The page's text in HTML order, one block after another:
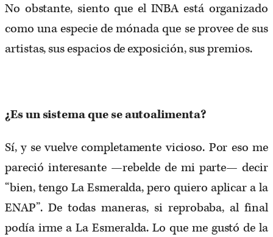
No obstante, siento que el INBA está organizado
como una especie de mónada que se provee de sus
artistas, sus espacios de exposición, sus premios.
¿Es un sistema que se autoalimenta?
Sí, y se vuelve completamente vicioso. Por eso me
pareció interesante —rebelde de mi parte— decir
“bien, tengo La Esmeralda, pero quiero aplicar a la
ENAP”. De todas maneras, si reprobaba, al final
podía irme a La Esmeralda. Lo que me gustó de la